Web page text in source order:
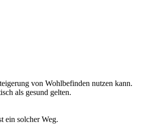
von Wohlbefinden nutzen kann.
als gesund gelten.
ein solcher Weg.